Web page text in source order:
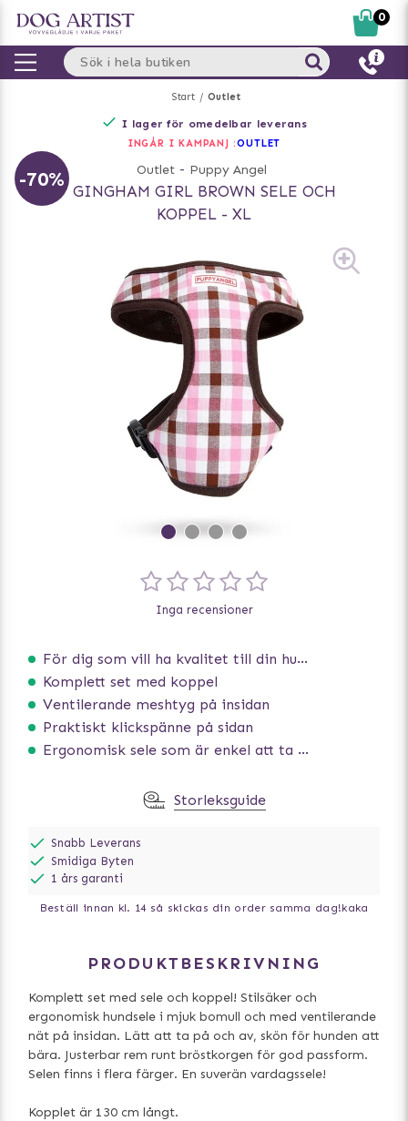
Start Outlet
I lager för omedelbar leverans
INGÅR I KAMPANJ :OUTLET
-70% Outlet - Puppy Angel
GINGHAM GIRL BROWN SELE OCH
KOPPEL - XL
För dig som vill ha kvalitet till din hund!
Komplett set med koppel
Ventilerande meshtyg på insidan
Praktiskt klickspänne på sidan
Ergonomisk sele som är enkel att ta på och av
Inga recensioner
Storleksguide
Snabb Leverans
Smidiga Byten
1 års garanti
Beställ innan kl. 14 så skickas din order samma dag!kaka
PRODUKTBESKRIVNING
Komplett set med sele och koppel! Stilsäker och
ergonomisk hundsele i mjuk bomull och med ventilerande
nät på insidan. Lätt att ta på och av, skön för hunden att
bära. Justerbar rem runt bröstkorgen för god passform.
Selen finns i flera färger. En suverän vardagssele!
Kopplet är 130 cm långt.
0